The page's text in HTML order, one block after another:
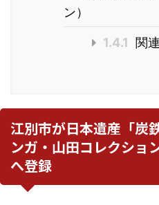
ン）
1.4.1 関
江別市が日本遺産「炭
ンガ・山田コレクショ
へ登録